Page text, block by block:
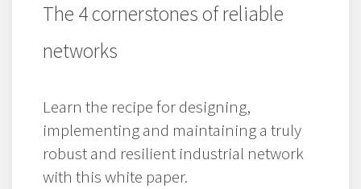
The 4 cornerstones of reliable
networks
Learn the recipe for designing,
implementing and maintaining a truly
robust and resilient industrial network
with this white paper.